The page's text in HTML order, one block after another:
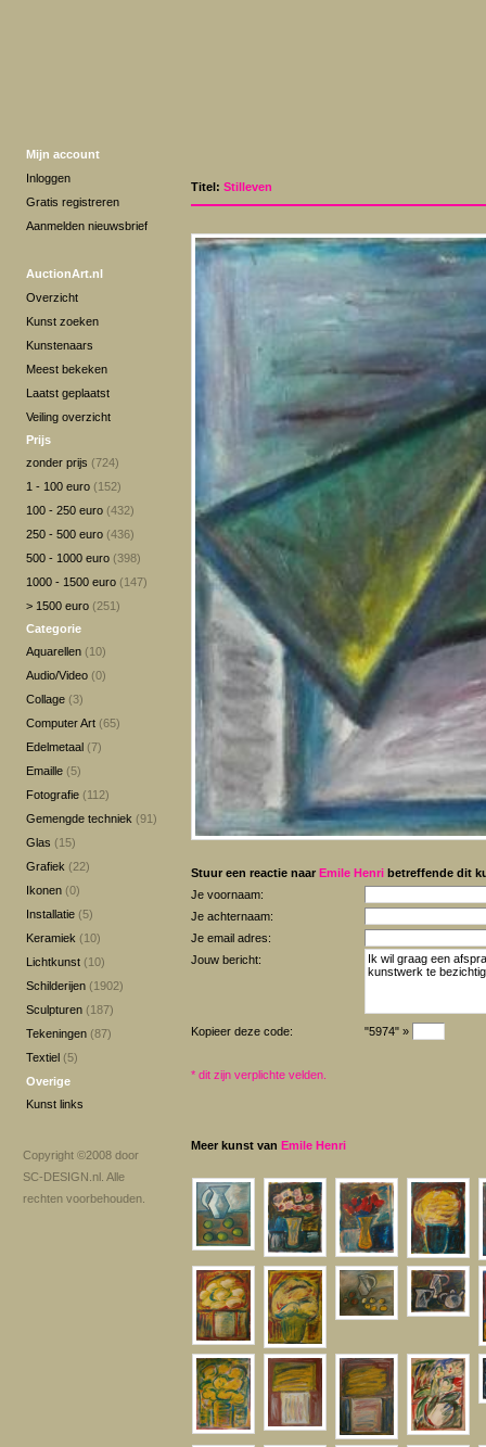
Mijn account
Inloggen
Gratis registreren
Aanmelden nieuwsbrief
AuctionArt.nl
Overzicht
Kunst zoeken
Kunstenaars
Meest bekeken
Laatst geplaatst
Veiling overzicht
Prijs
zonder prijs (724)
1 - 100 euro (152)
100 - 250 euro (432)
250 - 500 euro (436)
500 - 1000 euro (398)
1000 - 1500 euro (147)
> 1500 euro (251)
Categorie
Aquarellen (10)
Audio/Video (0)
Collage (3)
Computer Art (65)
Edelmetaal (7)
Emaille (5)
Fotografie (112)
Gemengde techniek (91)
Glas (15)
Grafiek (22)
Ikonen (0)
Installatie (5)
Keramiek (10)
Lichtkunst (10)
Schilderijen (1902)
Sculpturen (187)
Tekeningen (87)
Textiel (5)
Overige
Kunst links
Copyright ©2008 door
SC-DESIGN.nl . Alle
rechten voorbehouden.
Titel: Stilleven
Stuur een reactie naar Emile Henri betreffende dit
Je voornaam:
Je achternaam:
Je email adres:
Jouw bericht:
Kopieer deze code: "5974" »
* dit zijn verplichte velden.
Meer kunst van Emile Henri